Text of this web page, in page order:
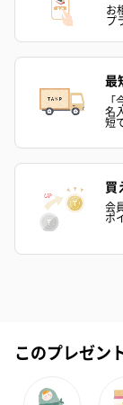
アールグレイ（
BIRTHDAY TO YOU）
スイーツ
スイーツを同梱
です。
（レモン＆紅茶）
お
プ
最
名
短
買
会
ポ
このプレゼン